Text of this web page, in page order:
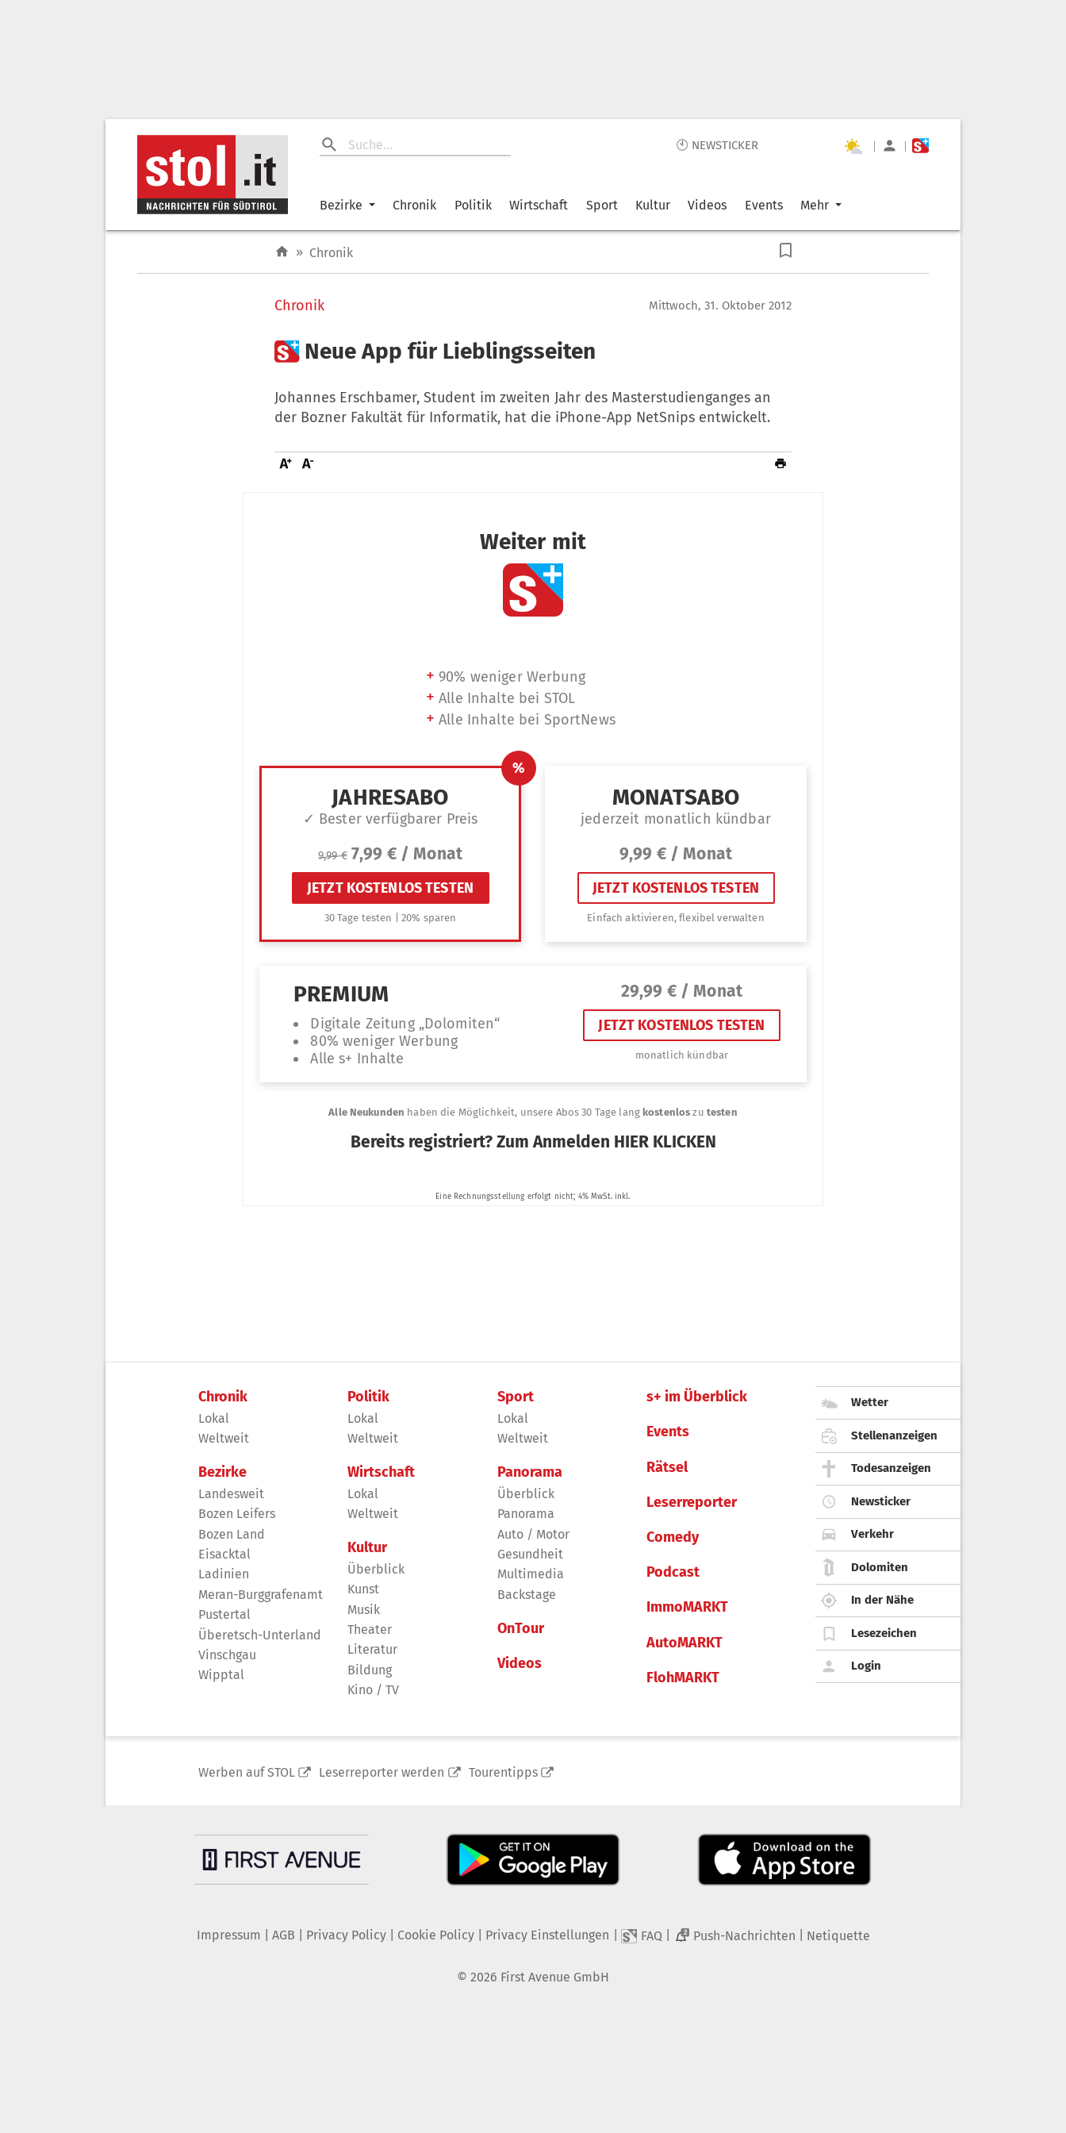
🕙 NEWSTICKER | |
Bezirke Chronik Politik Wirtschaft Sport Kultur Videos Events Mehr
» Chronik
Chronik Mittwoch, 31. Oktober 2012
 Neue App für Lieblingsseiten
Johannes Erschbamer, Student im zweiten Jahr des Masterstudienganges an
der Bozner Fakultät für Informatik, hat die iPhone-App NetSnips entwickelt.
Chronik
Lokal
Weltweit
Bezirke
Landesweit
Bozen Leifers
Bozen Land
Eisacktal
Ladinien
Meran-Burggrafenamt
Pustertal
Überetsch-Unterland
Vinschgau
Wipptal
Politik
Lokal
Weltweit
Wirtschaft
Lokal
Weltweit
Kultur
Überblick
Kunst
Musik
Theater
Literatur
Bildung
Kino / TV
Sport
Lokal
Weltweit
Panorama
Überblick
Panorama
Auto / Motor
Gesundheit
Multimedia
Backstage
OnTour
Videos
s+ im Überblick
Events
Rätsel
Leserreporter
Comedy
Podcast
ImmoMARKT
AutoMARKT
FlohMARKT
Wetter
Stellenanzeigen
Todesanzeigen
Newsticker
Verkehr
Dolomiten
In der Nähe
Lesezeichen
Login
Werben auf STOL Leserreporter werden Tourentipps
Impressum AGB Privacy Policy| Cookie Policy| Privacy Einstellungen FAQ 2 Push-Nachrichten Netiquette
© 2026 First Avenue GmbH